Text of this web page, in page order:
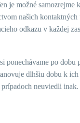
je možné samozrejme
našich kontaktných
odkazu v každej
ponechávame po dobu
dlhšiu dobu k ich
neuviedli inak.